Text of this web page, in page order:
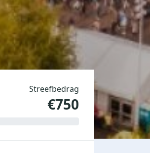
Streefbedrag
€750